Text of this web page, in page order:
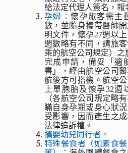
給法定代理人簽名，報
孕婦：懷孕旅客需主
數，並隨身攜帶醫師
明文件，懷孕27週以
週數略有不同，請旅
乘的航空公司規定）之
完成申請，備妥「適
書」，經由航空公司
航後方可搭機。航空
上單胞胎及懷孕32
（各航空公司規定略
瞞自身孕期或身心狀
受影響，因而產生之
法律追訴權。
攜嬰幼兒同行者。
特殊餐食者（如素食